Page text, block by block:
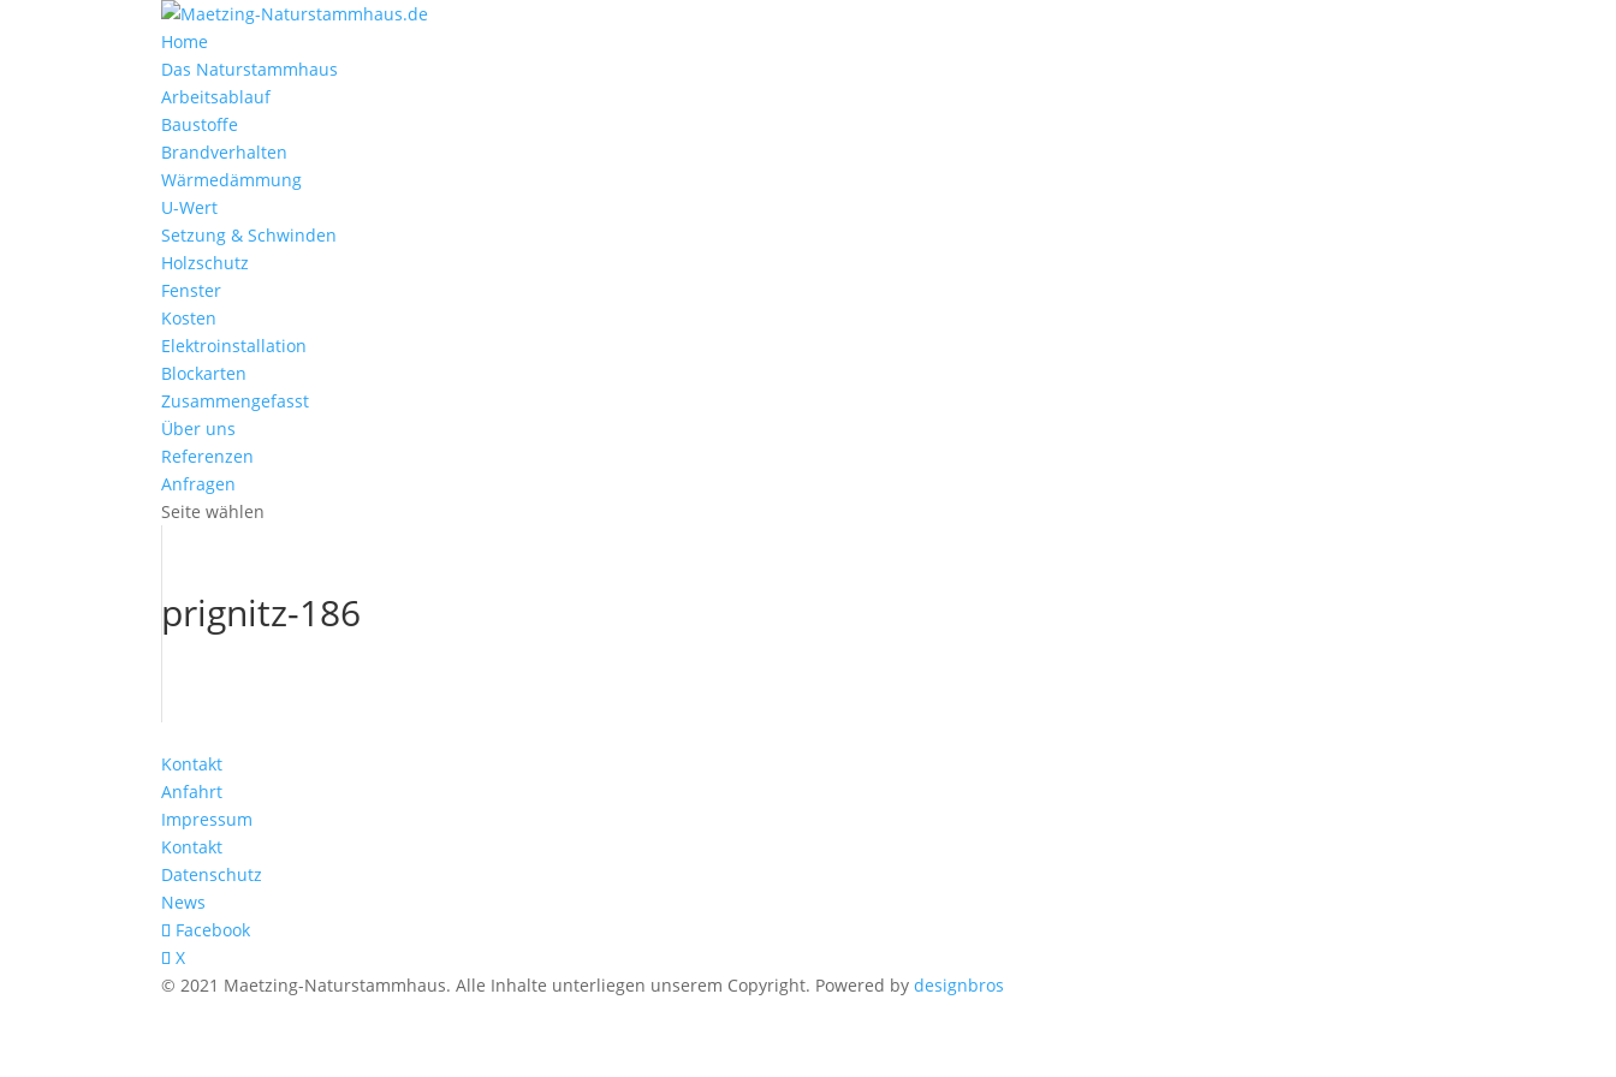
Home
Das Naturstammhaus
Arbeitsablauf
Baustoffe
Brandverhalten
Wärmedämmung
U-Wert
Setzung & Schwinden
Holzschutz
Fenster
Kosten
Elektroinstallation
Blockarten
Zusammengefasst
Über uns
Referenzen
Anfragen
Seite wählen
prignitz-186
Kontakt
Anfahrt
Impressum
Kontakt
Datenschutz
News
Facebook
X
© 2021 Maetzing-Naturstammhaus. Alle Inhalte unterliegen unserem Copyright. Powered bydesignbros